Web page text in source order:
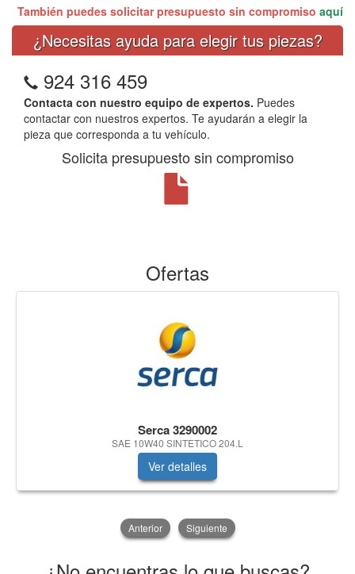
También puedes solicitar presupuesto sin compromiso aquí
¿Necesitas ayuda para elegir tus piezas?
924 316 459
Contacta con nuestro equipo de expertos. Puedes
contactar con nuestros expertos. Te ayudarán a elegir la
pieza que corresponda a tu vehículo.
Solicita presupuesto sin compromiso
Ofertas
Serca 3290002
SAE 10W40 SINTETICO 204.L
Ver detalles
Anterior Siguiente